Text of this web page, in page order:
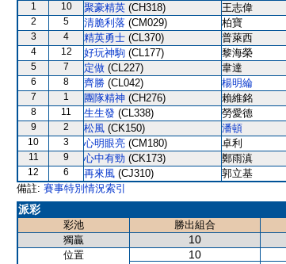
1 10 聚豪精英 (CH318) 王志偉
2
5 清脆利落 (CM029) 柏寶
3
4 精英勇士 (CL370) 普萊西
4
12 好玩神駒 (CL177) 黎海榮
5
7 定做 (CL227) 韋達
6
8 齊勝 (CL042) 楊明綸
7
1 團隊精神 (CH276) 賴維銘
8
11 生生發 (CL338) 勞愛德
9
2 松風 (CK150) 潘頓
10
3 心明眼亮 (CM180) 卓利
11
9 心中有勁 (CK173) 鄭雨滇
12
6 再來風 (CJ310) 郭立基
備註: 賽事特別情況索引
派彩
彩池 勝出組合
獨贏
10
位置 10